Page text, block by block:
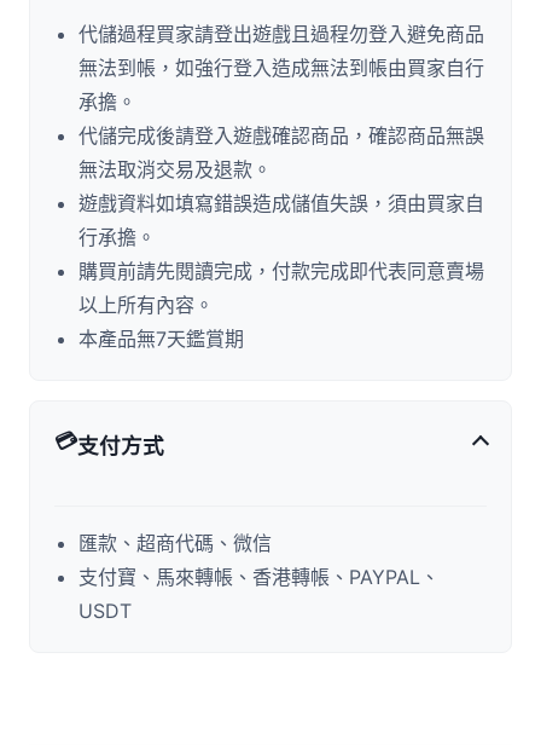
代儲過程買家請登出遊戲且過程勿登入避免商品
無法到帳，如強行登入造成無法到帳由買家自行
承擔。
代儲完成後請登入遊戲確認商品，確認商品無誤
無法取消交易及退款。
遊戲資料如填寫錯誤造成儲值失誤，須由買家自
行承擔。
購買前請先閱讀完成，付款完成即代表同意賣場
以上所有內容。
本產品無7天鑑賞期
💳支付方式
匯款、超商代碼、微信
支付寶、馬來轉帳、香港轉帳、PAYPAL、
USDT